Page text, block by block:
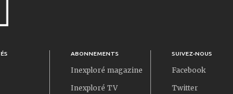
ABONNEMENTS
Inexploré magazine
Inexploré TV
SUIVEZ-NOUS
Facebook
Twitter